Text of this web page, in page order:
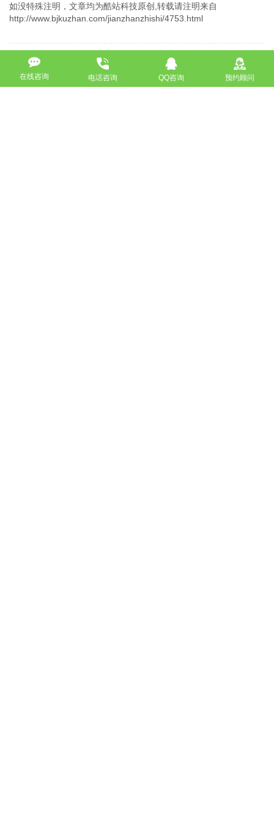
如没特殊注明，文章均为酷站科技原创,转载请注明来自
http://www.bjkuzhan.com/jianzhanzhishi/4753.html
上一篇：网站建设中地图设计切记要牢记五个细节
下一篇：响应式网站建设需要注意哪些细节问题？
在线咨询 电话咨询 QQ咨询 预约顾问